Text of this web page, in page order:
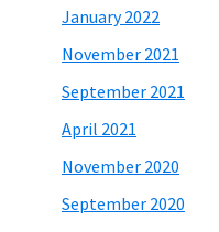
January 2022
November 2021
September 2021
April 2021
November 2020
September 2020